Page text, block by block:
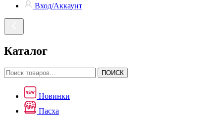
Вход/Аккаунт
Каталог
ПОИСК
Новинки
Пасха